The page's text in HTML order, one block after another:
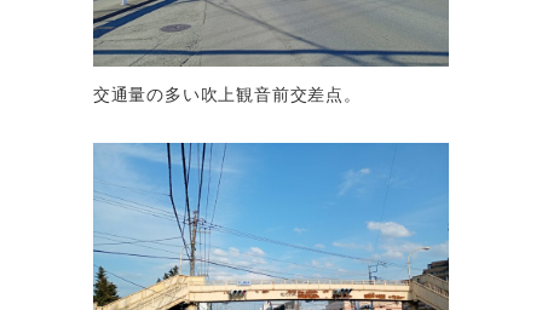
交通量の多い吹上観音前交差点。